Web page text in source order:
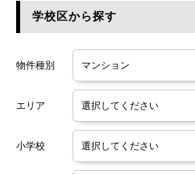
川崎市中原区
川崎市高津区
東京メトロ日比谷線
小田急線
東京メトロ半蔵門線
東京メトロ副都心線
学校区から探す
物件種別
エリア
小学校